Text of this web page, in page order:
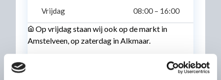
Vrijdag 08:00 – 16:00
Op vrijdag staan wij ook op de markt in
Amstelveen, op zaterdag in Alkmaar.